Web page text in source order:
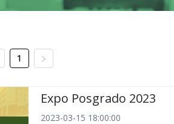
1
Expo Posgrado 2023
2023-03-15 18:00:00